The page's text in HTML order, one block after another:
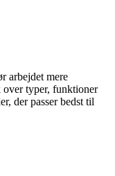
arbejdet mere
typer, funktioner
der passer bedst til